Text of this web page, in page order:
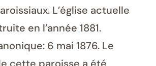
L’église actuelle
en l’année 1881.
6 mai 1876. Le